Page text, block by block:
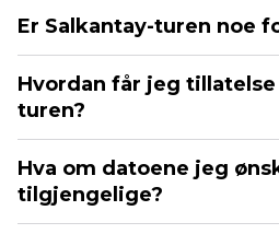
Er Salkantay-turen noe
Hvordan får jeg
turen?
Hva om datoene jeg
tilgjengelige?